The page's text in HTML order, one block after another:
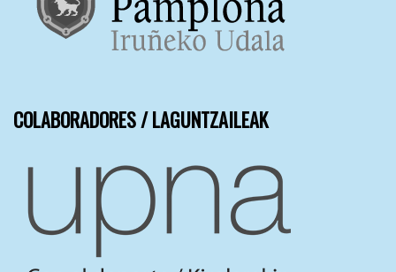
COLABORADORES / LAGUNTZAILEAK